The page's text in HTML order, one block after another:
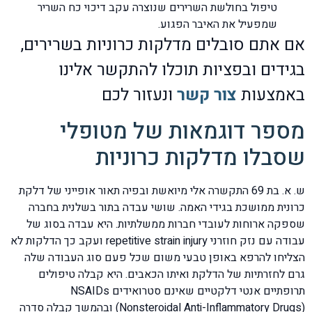
טיפול בחולשת השרירים שנוצרה עקב דיכוי כח השריר
שמפעיל את האיבר הפגוע.
אם אתם סובלים מדלקות כרוניות בשרירים,
בגידים ובפציות תוכלו להתקשר אלינו
באמצעות צור קשר ונעזור לכם
מספר דוגמאות של מטופלי
שסבלו מדלקות כרוניות
ש. א. בת 69 התקשרה אלי מיואשת ובפיה תאור אופייני של דלקת
כרונית ממושכת בגידי האמה. שושי עבדה בתור בשלנית בחברה
שספקה ארוחות לעובדי חברות ממשלתיות. היא עבדה בסוג של
עבודה עם נזק חוזרני repetitive strain injury ועקב כך הדלקות לא
הצליחו להרפא באופן טבעי משום שכל פעם סוג העבודה שלה
גרם לחזרתיות של הדלקת ואיתו הכאבים. היא קבלה טיפולים
תרופתיים אנטי דלקטיים שאינם סטרואידים NSAIDs
(Nonsteroidal Anti-Inflammatory Drugs) ובהמשך קבלה סדרה